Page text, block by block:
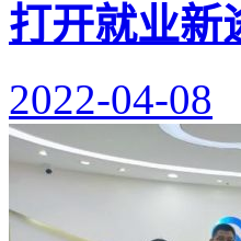
打开就业新
2022-04-08